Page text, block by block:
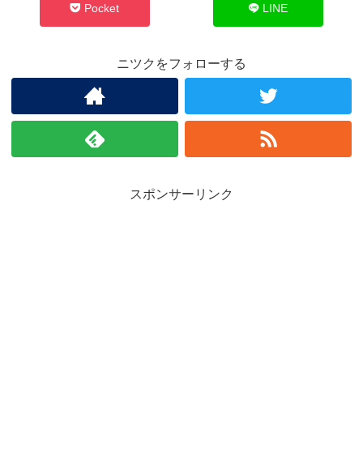
Pocket LINE
ニツクをフォローする
スポンサーリンク